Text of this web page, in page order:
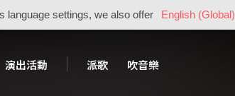
language settings, we also offer English (Global)
演出活動 派歌 吹音樂